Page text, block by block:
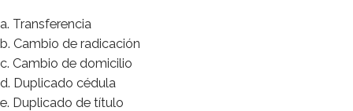
a. Transferencia
b. Cambio de radicación
c. Cambio de domicilio
d. Duplicado cédula
e. Duplicado de título